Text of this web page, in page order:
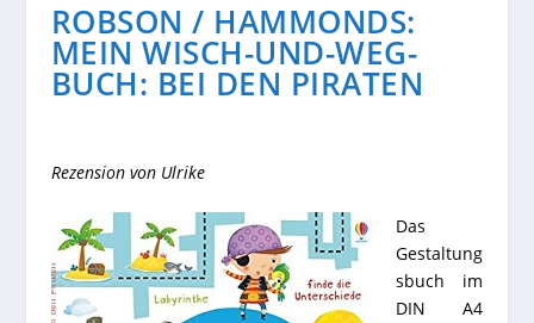
ROBSON / HAMMONDS:
MEIN WISCH-UND-WEG-
BUCH: BEI DEN PIRATEN
Rezension von Ulrike
Das
Gestaltung
sbuch im
DIN A4